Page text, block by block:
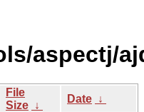
aspectj/
File
Size ↓
Date ↓